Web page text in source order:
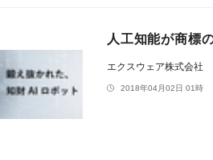
人工知能が商標
エクスウェア株式会社
2018年04月02日 01時